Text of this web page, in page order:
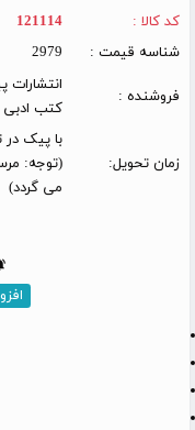
کد کالا :
121114
شناسه قیمت :
2979
فروشنده :
انتشارات
کتب ادبی
زمان تحویل:
(توجه:
می گردد)